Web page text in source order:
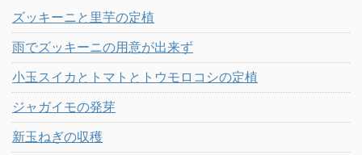
ズッキーニと里芋の定植
雨でズッキーニの用意が出来ず
小玉スイカとトマトとトウモロコシの定植
ジャガイモの発芽
新玉ねぎの収穫